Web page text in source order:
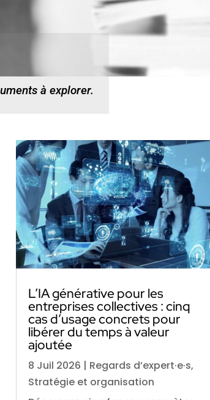
à explorer.
L’IA générative pour les
entreprises collectives : cinq
cas d’usage concrets pour
libérer du temps à valeur
ajoutée
8 Juil 2026 | Regards d’expert·e·s,
Stratégie et organisation